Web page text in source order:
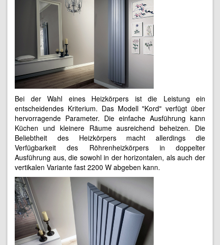
Bei der Wahl eines Heizkörpers ist die Leistung ein
entscheidendes Kriterium. Das Modell "Kord" verfügt über
hervorragende Parameter. Die einfache Ausführung kann
Küchen und kleinere Räume ausreichend beheizen. Die
Beliebtheit des Heizkörpers macht allerdings die
Verfügbarkeit des Röhrenheizkörpers in doppelter
Ausführung aus, die sowohl in der horizontalen, als auch der
vertikalen Variante fast 2200 W abgeben kann.